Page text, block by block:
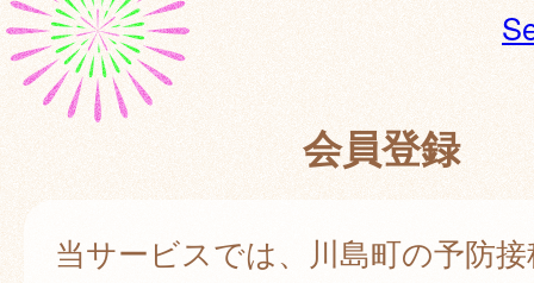
会員登録
当サービスでは、川島町の予防